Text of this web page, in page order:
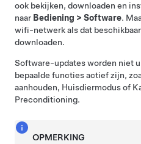
ook bekijken, downloaden en
naar Bediening > Software.
wifi-netwerk als dat
downloaden.
Software-updates worden niet
bepaalde functies actief zijn,
aanhouden, Huisdiermodusof
Preconditioning.
OPMERKING